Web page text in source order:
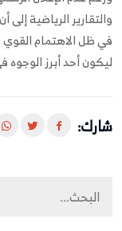
والتقارير الرياضية
في ظل الاهتمام
ليكون أحد أبرز
شارك: